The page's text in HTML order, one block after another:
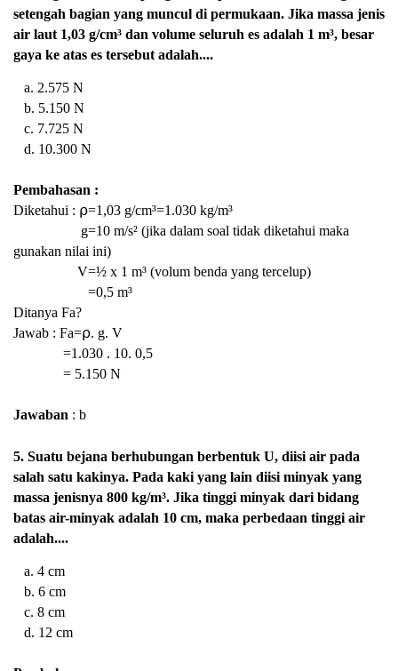
setengah bagian yang muncul di permukaan. Jika massa jenis
air laut 1,03 g/cm³ dan volume seluruh es adalah 1 m³, besar
gaya ke atas es tersebut adalah....
a. 2.575 N
b. 5.150 N
c. 7.725 N
d. 10.300 N
Pembahasan :
Diketahui : ⍴=1,03 g/cm³=1.030 kg/m³
g=10 m/s² (jika dalam soal tidak diketahui maka
gunakan nilai ini)
V=½ x 1 m³ (volum benda yang tercelup)
=0,5 m³
Ditanya Fa?
Jawab : Fa=⍴. g. V
=1.030 . 10. 0,5
= 5.150 N
Jawaban : b
5. Suatu bejana berhubungan berbentuk U, diisi air pada
salah satu kakinya. Pada kaki yang lain diisi minyak yang
massa jenisnya 800 kg/m³. Jika tinggi minyak dari bidang
batas air-minyak adalah 10 cm, maka perbedaan tinggi air
adalah....
a. 4 cm
b. 6 cm
c. 8 cm
d. 12 cm